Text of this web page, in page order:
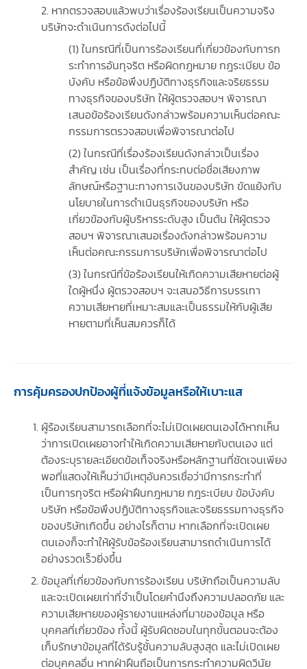
2. หากตรวจสอบแล้วพบว่าเรื่องร้องเรียนเป็นความจริง
บริษัทจะดําเนินการดังต่อไปนี้
(1) ในกรณีที่เป็นการร้องเรียนที่เกี่ยวข้องกับการก
ระทําการอันทุจริต หรือผิดกฎหมาย กฎระเบียบ ข้อ
บังคับ หรือข้อพึงปฏิบัติทางธุรกิจและจริยธรรม
ทางธุรกิจของบริษัท ให้ผู้ตรวจสอบฯ พิจารณา
เสนอข้อร้องเรียนดังกล่าวพร้อมความเห็นต่อคณะ
กรรมการตรวจสอบเพื่อพิจารณาต่อไป
(2) ในกรณีที่เรื่องร้องเรียนดังกล่าวเป็นเรื่อง
สำคัญ เช่น เป็นเรื่องที่กระทบต่อชื่อเสียงภาพ
ลักษณ์หรือฐานะทางการเงินของบริษัท ขัดแย้งกับ
นโยบายในการดําเนินธุรกิจของบริษัท หรือ
เกี่ยวข้องกับผู้บริหารระดับสูง เป็นต้น ให้ผู้ตรวจ
สอบฯ พิจารณาเสนอเรื่องดังกล่าวพร้อมความ
เห็นต่อคณะกรรมการบริษัทเพื่อพิจารณาต่อไป
(3) ในกรณีที่ข้อร้องเรียนให้เกิดความเสียหายต่อผู้
ใดผู้หนึ่ง ผู้ตรวจสอบฯ จะเสนอวิธีการบรรเทา
ความเสียหายที่เหมาะสมและเป็นธรรมให้กับผู้เสีย
หายตามที่เห็นสมควรก็ได้
การคุ้มครองปกป้องผู้ที่แจ้งข้อมูลหรือให้เบาะแส
ผู้ร้องเรียนสามารถเลือกที่จะไม่เปิดเผยตนเองได้หากเห็น
ว่าการเปิดเผยอาจทําให้เกิดความเสียหายกับตนเอง แต่
ต้องระบุรายละเอียดข้อเท็จจริงหรือหลักฐานที่ชัดเจนเพียง
พอที่แสดงให้เห็นว่ามีเหตุอันควรเชื่อว่ามีการกระทําที่
เป็นการทุจริต หรือฝ่าฝืนกฎหมาย กฎระเบียบ ข้อบังคับ
บริษัท หรือข้อพึงปฏิบัติทางธุรกิจและจริยธรรมทางธุรกิจ
ของบริษัทเกิดขึ้น อย่างไรก็ตาม หากเลือกที่จะเปิดเผย
ตนเองก็จะทําให้ผู้รับข้อร้องเรียนสามารถดําเนินการได้
อย่างรวดเร็วยิ่งขึ้น
ข้อมูลที่เกี่ยวข้องกับการร้องเรียน บริษัทถือเป็นความลับ
และจะเปิดเผยเท่าที่จําเป็นโดยคํานึงถึงความปลอดภัย และ
ความเสียหายของผู้รายงานแหล่งที่มาของข้อมูล หรือ
บุคคลที่เกี่ยวข้อง ทั้งนี้ ผู้รับผิดชอบในทุกขั้นตอนจะต้อง
เก็บรักษาข้อมูลที่ได้รับรู้ชั้นความลับสูงสุด และไม่เปิดเผย
ต่อบุคคลอื่น หากฝ่าฝืนถือเป็นการกระทําความผิดวินัย